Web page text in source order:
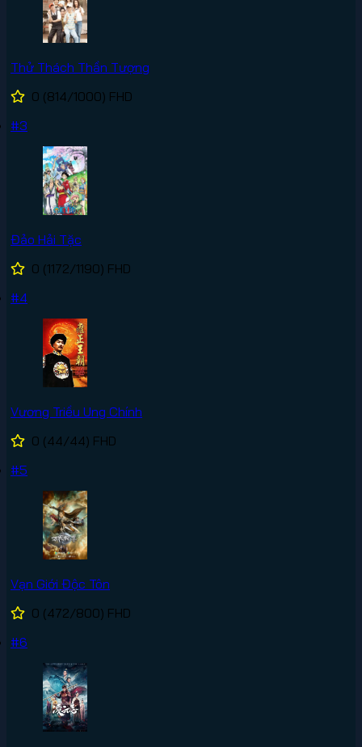
Thử Thách Thần Tượng
0 (814/1000) FHD
#3
Đảo Hải Tặc
0 (1172/1190) FHD
#4
Vương Triều Ung Chính
0 (44/44) FHD
#5
Vạn Giới Độc Tôn
0 (472/800) FHD
#6